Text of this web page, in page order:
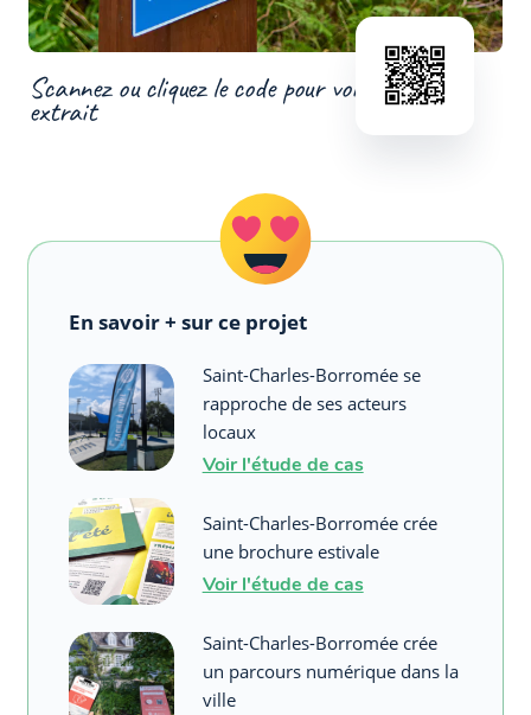
Scannez ou cliquez le code pour voir un
extrait
En savoir + sur ce projet
Saint-Charles-Borromée se
rapproche de ses acteurs
locaux
Voir l'étude de cas
Saint-Charles-Borromée crée
une brochure estivale
Voir l'étude de cas
Saint-Charles-Borromée crée
un parcours numérique dans la
ville